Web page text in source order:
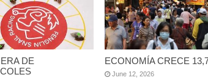
DE
ECONOMÍA CRECE
June 12, 2026